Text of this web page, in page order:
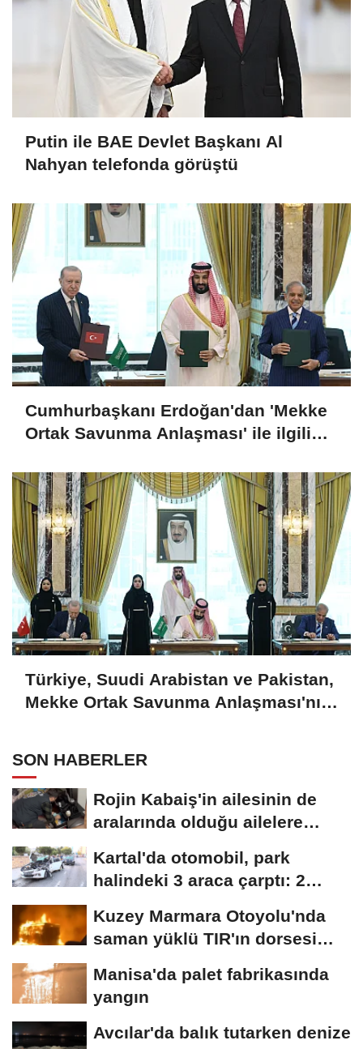
Putin ile BAE Devlet Başkanı Al
Nahyan telefonda görüştü
Cumhurbaşkanı Erdoğan'dan 'Mekke
Ortak Savunma Anlaşması' ile ilgili
Türkiye, Suudi Arabistan ve Pakistan,
Mekke Ortak Savunma Anlaşması'nı
SON HABERLER
Rojin Kabaiş'in ailesinin de
aralarında olduğu ailelere
Kartal'da otomobil, park
halindeki 3 araca çarptı: 2
Kuzey Marmara Otoyolu'nda
saman yüklü TIR'ın dorsesi
Manisa'da palet fabrikasında
yangın
Avcılar'da balık tutarken denize